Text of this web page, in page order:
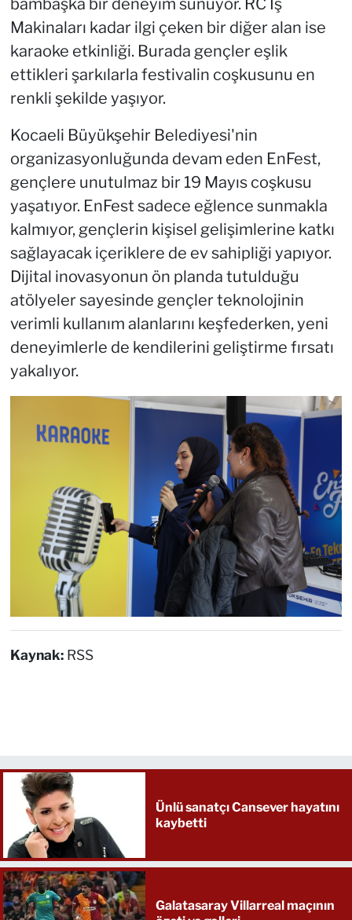
Makinaları kadar ilgi çeken bir diğer alan ise
karaoke etkinliği. Burada gençler eşlik
ettikleri şarkılarla festivalin coşkusunu en
renkli şekilde yaşıyor.
Kocaeli Büyükşehir Belediyesi'nin
organizasyonluğunda devam eden EnFest,
gençlere unutulmaz bir 19 Mayıs coşkusu
yaşatıyor. EnFest sadece eğlence sunmakla
kalmıyor, gençlerin kişisel gelişimlerine katkı
sağlayacak içeriklere de ev sahipliği yapıyor.
Dijital inovasyonun ön planda tutulduğu
atölyeler sayesinde gençler teknolojinin
verimli kullanım alanlarını keşfederken, yeni
deneyimlerle de kendilerini geliştirme fırsatı
yakalıyor.
Kaynak: RSS
Ünlü sanatçı Cansever hayatını
kaybetti
Galatasaray Villarreal maçının